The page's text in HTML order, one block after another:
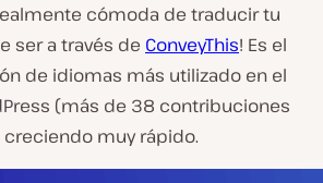
cómoda de traducir tu
ser a través de ConveyThis! Es el
de idiomas más utilizado en el
(más de 38 contribuciones
muy rápido.